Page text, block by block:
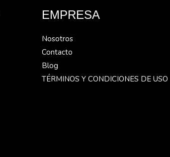
EMPRESA
Nosotros
Contacto
Blog
TÉRMINOS Y CONDICIONES DE USO